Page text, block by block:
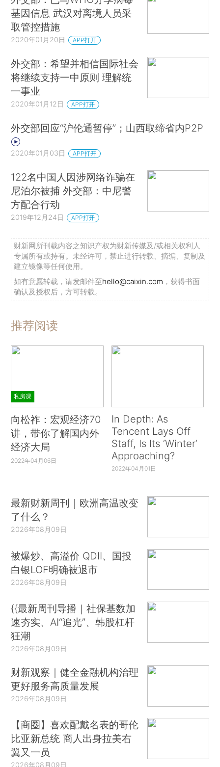
基因信息 武汉对离境人员采
取管控措施
2020年01月20日 APP打开
外交部：希望并相信国际社会
将继续支持一中原则 理解统
一事业
2020年01月12日 APP打开
外交部回应“沪伦通暂停”；山西取缔省内P2P
2020年01月03日 APP打开
122名中国人因涉网络诈骗在
尼泊尔被捕 外交部：中尼警
方配合行动
2019年12月24日 APP打开
财新网所刊载内容之知识产权为财新传媒及/或相关权利人
专属所有或持有。未经许可，禁止进行转载、摘编、复制及
建立镜像等任何使用。
如有意愿转载，请发邮件至hello@caixin.com ，获得书面
确认及授权后，方可转载。
推荐阅读
私房课
向松祚：宏观经济70
讲，带你了解国内外
经济大局
2022年04月06日
In Depth: As
Tencent Lays Off
Staff, Is Its ‘Winter’
Approaching?
2022年04月01日
最新财新周刊｜欧洲高温改变
了什么？
2026年08月09日
被爆炒、高溢价 QDII、国投
白银LOF明确被退市
2026年08月09日
{{最新周刊导播｜社保基数加
速夯实、AI“追光”、韩股杠杆
狂潮
2026年08月09日
财新观察｜健全金融机构治理
更好服务高质量发展
2026年08月09日
【商圈】喜欢配戴名表的哥伦
比亚新总统 商人出身拉美右
翼又一员
2026年08月09日